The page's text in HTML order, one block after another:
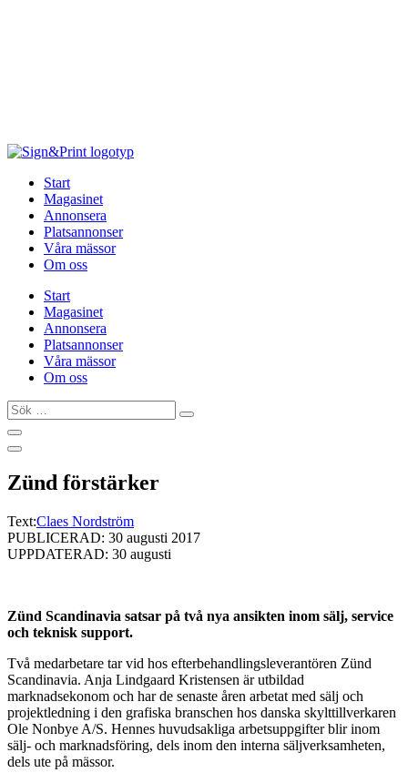
Start
Magasinet
Annonsera
Platsannonser
Våra mässor
Om oss
Start
Magasinet
Annonsera
Platsannonser
Våra mässor
Om oss
Sök
…
Zünd förstärker
Text:Claes Nordström
PUBLICERAD: 30 augusti 2017
UPPDATERAD: 30 augusti
Zünd Scandinavia satsar på två nya ansikten inom sälj, service
och teknisk support.
Två medarbetare tar vid hos efterbehandlingsleverantören Zünd
Scandinavia. Anja Lindgaard Kristensen är utbildad
marknadsekonom och har de senaste åren arbetat med sälj och
projektledning i den grafiska branschen hos danska skylttillverkaren
Ole Nonbye A/S. Hennes huvudsakliga arbetsuppgifter blir inom
sälj- och marknadsföring, dels inom den interna säljverksamheten,
dels ute på mässor.